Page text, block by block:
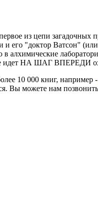
из цепи
его "доктор Ватсон"
алхимические
идет НА ШАГ ВПЕРЕДИ
10 000 книг, например -
Вы можете нам